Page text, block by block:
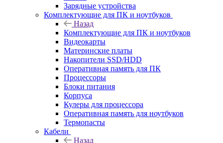
Зарядные устройства
Комплектующие для ПК и ноутбуков
Назад
Комплектующие для ПК и ноутбуков
Видеокарты
Материнские платы
Накопители SSD/HDD
Оперативная память для ПК
Процессоры
Блоки питания
Корпуса
Кулеры для процессора
Оперативная память для ноутбуков
Термопасты
Кабели
Назад